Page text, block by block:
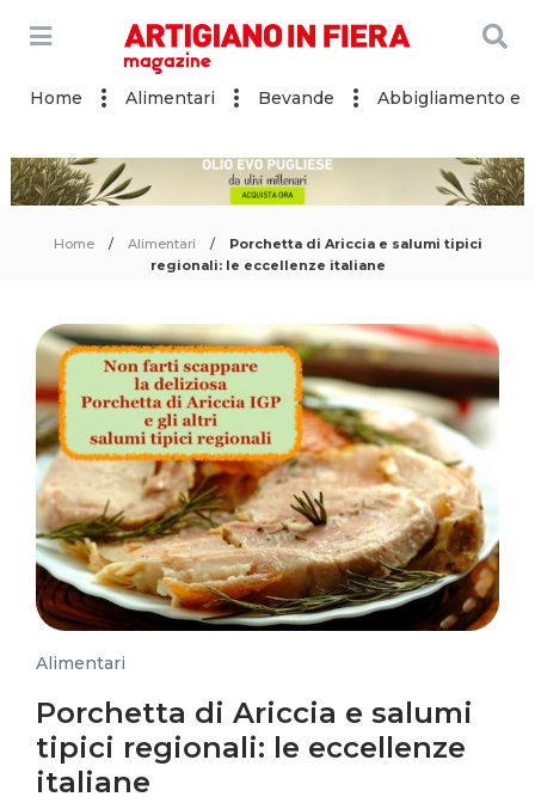
Home Alimentari Bevande Abbigliamento e
Home Alimentari
Porchetta di Ariccia e salumi tipici
regionali: le eccellenze italiane
Alimentari
Porchetta di Ariccia e salumi
tipici regionali: le eccellenze
italiane